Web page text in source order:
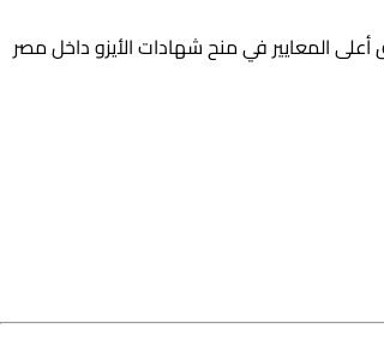
المعايير في منح شهادات الأيزو داخل مصر